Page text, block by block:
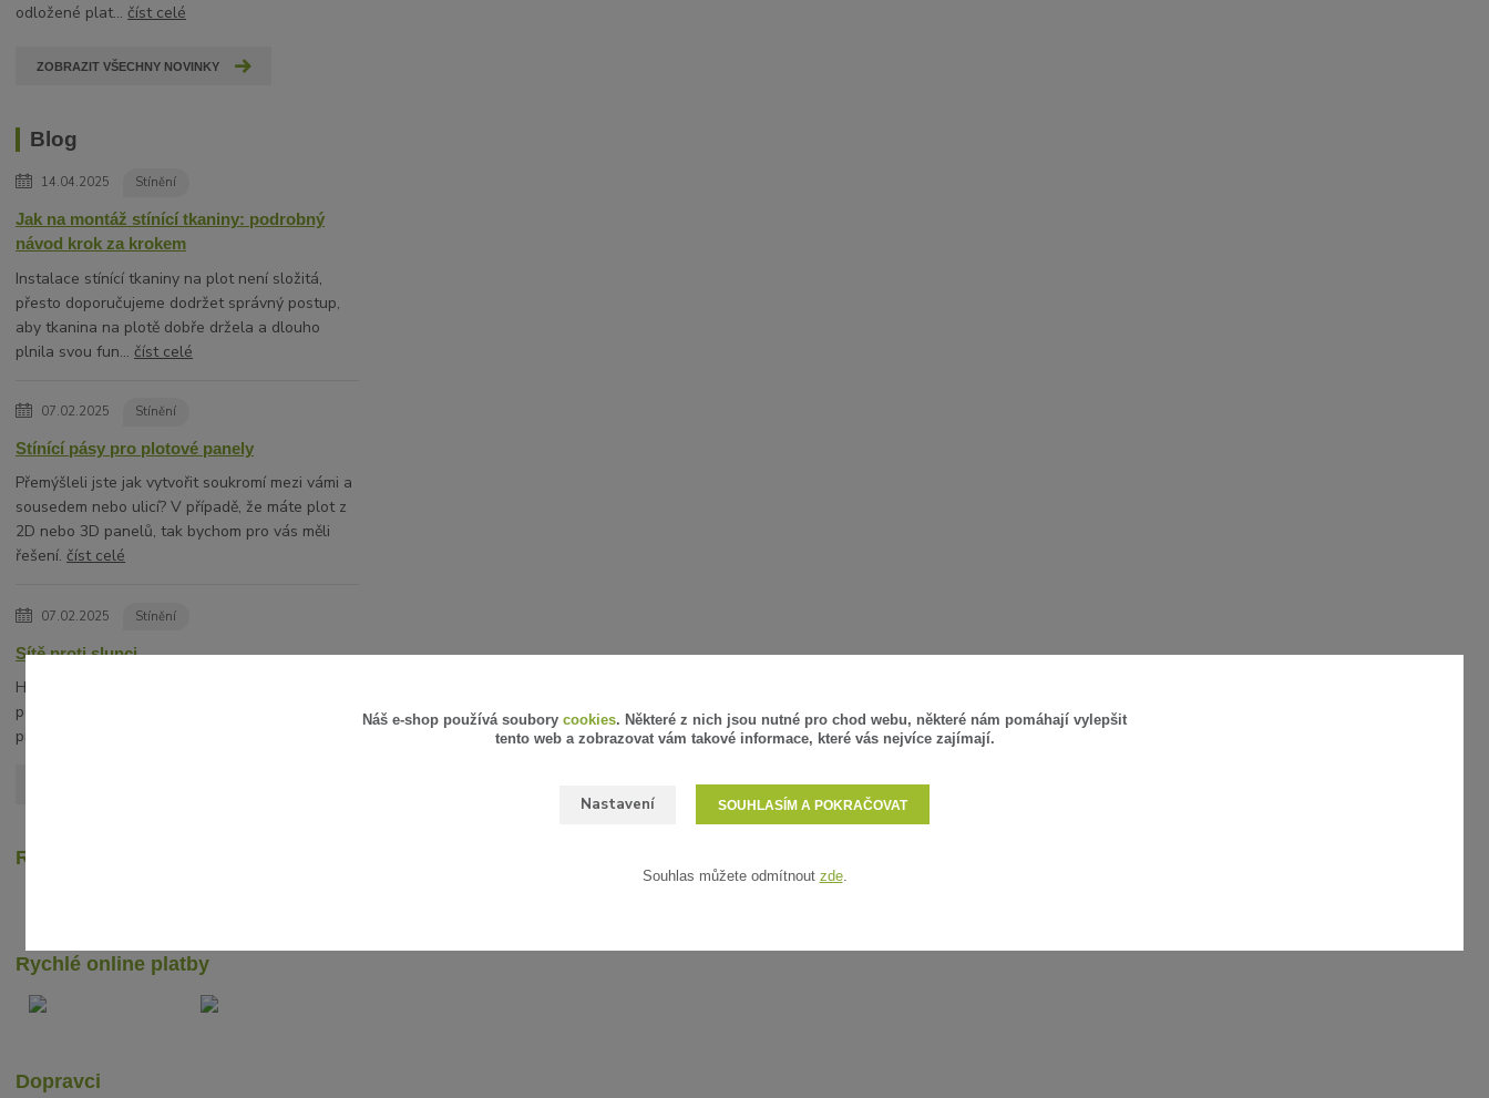
odložené plat...číst celé
ZOBRAZIT VŠECHNY NOVINKY
Blog
14.04.2025 Stínění
Jak na montáž stínící tkaniny: podrobný
návod krok za krokem
Instalace stínící tkaniny na plot není složitá,
přesto doporučujeme dodržet správný postup,
aby tkanina na plotě dobře držela a dlouho
plnila svou fun...číst celé
07.02.2025 Stínění
Stínící pásy pro plotové panely
Přemýšleli jste jak vytvořit soukromí mezi vámi a
sousedem nebo ulicí? V případě, že máte plot z
2D nebo 3D panelů, tak bychom pro vás měli
řešení.číst celé
07.02.2025 Stínění
Sítě proti slunci
Hledáte vhodnou alternativu slunečníku? V
posledních letech získávají na oblibě stínící sítě
proti slunci.
Recenze zákazníků
Rychlé online platby
Dopravci
Náš e-shop používá soubory cookies. Některé z nich jsou nutné pro chod webu, některé nám pomáhají vylepšit
tento web a zobrazovat vám takové informace, které vás nejvíce zajímají.
Nastavení SOUHLASÍM A POKRAČOVAT
Souhlas můžete odmítnout zde.